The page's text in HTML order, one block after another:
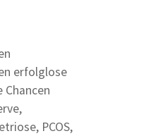
erfolglose
PCOS,